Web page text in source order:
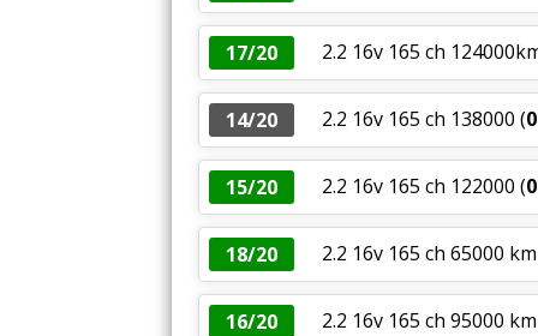
17/20 2.2 16v 165 ch
14/20 2.2 16v 165 ch 138000 (0
15/20 2.2 16v 165 ch 122000 (0
18/20 2.2 16v 165 ch 65000
16/20 2.2 16v 165 ch 95000